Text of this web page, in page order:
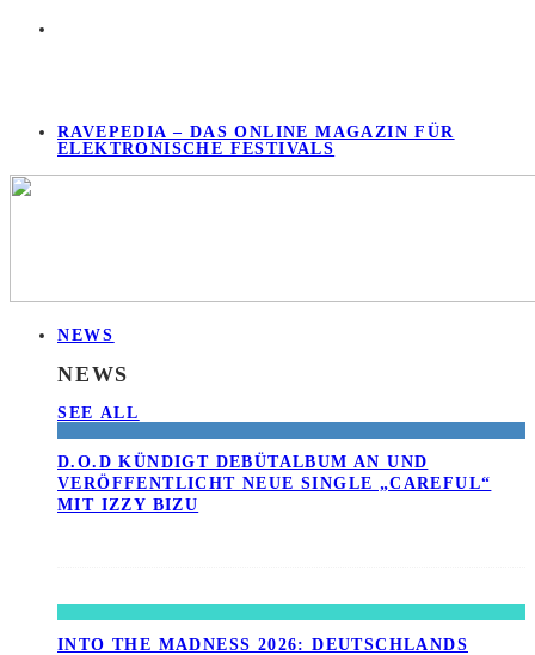
RAVEPEDIA – DAS ONLINE MAGAZIN FÜR
ELEKTRONISCHE FESTIVALS
NEWS
NEWS
SEE ALL
D.O.D KÜNDIGT DEBÜTALBUM AN UND
VERÖFFENTLICHT NEUE SINGLE „CAREFUL“
MIT IZZY BIZU
INTO THE MADNESS 2026: DEUTSCHLANDS